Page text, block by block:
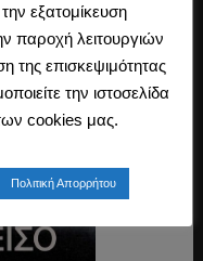
εξατομίκευση
παροχή λειτουργιών
της επισκεψιμότητας
την ιστοσελίδα
cookies μας.
Πολιτική Απορρήτου